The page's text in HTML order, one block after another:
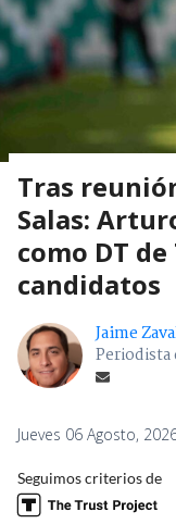
Tras
Salas:
como DT
candidatos
Jaime
Jueves 06 Agosto,
Seguimos criterios de